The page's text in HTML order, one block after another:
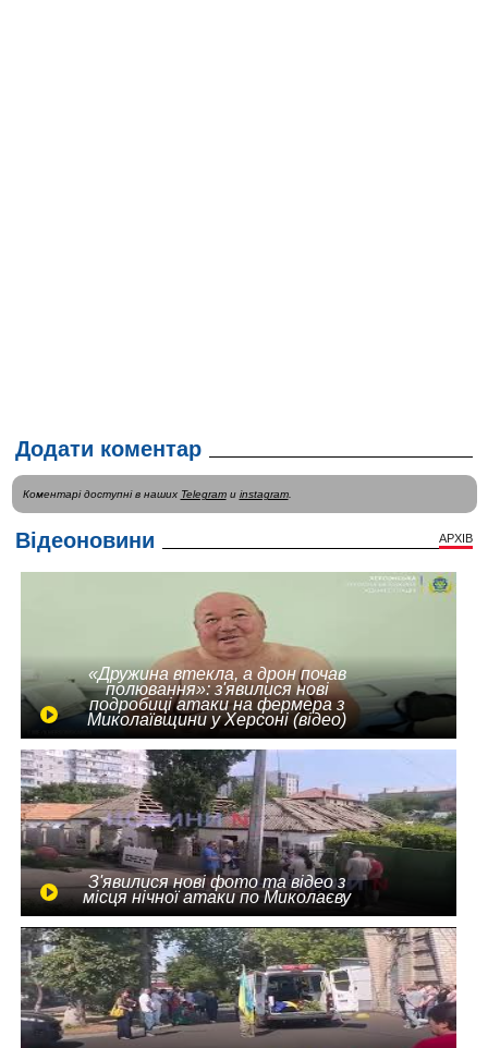
Додати коментар
Коментарі доступні в наших Telegramи instagram.
Відеоновини АРХІВ
«Дружина втекла, а дрон почав
полювання»: з'явилися нові
подробиці атаки на фермера з
Миколаївщини у Херсоні (відео)
З'явилися нові фото та відео з
місця нічної атаки по Миколаєву